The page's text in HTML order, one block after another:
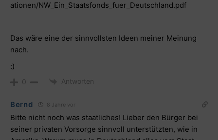
ationen/NW_Ein_Staatsfonds_fuer_Deutschland.pdf
Das wäre eine der sinnvollsten Ideen meiner Meinung
nach.
:)
0 Antworten
Bernd 8 Jahre vor
Bitte nicht noch was staatliches! Lieber den Bürger bei
seiner privaten Vorsorge sinnvoll unterstützten, wie in